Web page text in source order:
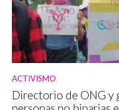
ACTIVISMO
Directorio de ONG y